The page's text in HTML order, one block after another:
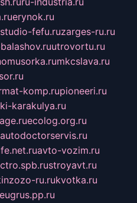
erynok.ru
fefu.ruzarges-ru.ru
utrovortu.ru
mkcslava.ru
komp.rupioneeri.ru
karakulya.ru
ecolog.org.ru
autodoctorservis.ru
avto-vozim.ru
stroyavt.ru
ru.rukvotka.ru
eugrus.pp.ru